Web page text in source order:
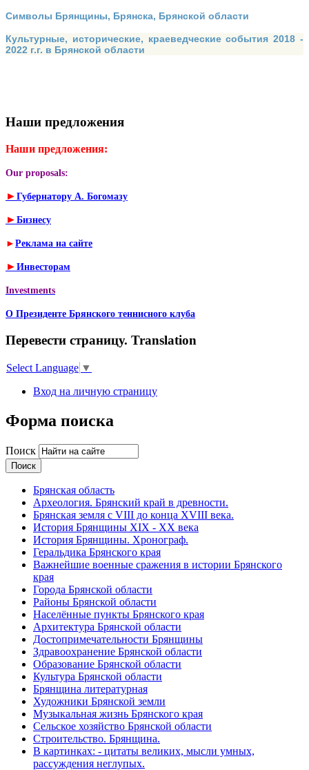
Символы Брянщины, Брянска, Брянской области
Культурные, исторические, краеведческие события 2018 -
2022 г.г. в Брянской области
Наши предложения
Наши предложения:
Our proposals:
► Губернатору А. Богомазу
► Бизнесу
► Реклама на сайте
► Инвесторам
Investments
О Президенте Брянского теннисного клуба
Перевести страницу. Translation
Select Language ▼
Вход на личную страницу
Форма поиска
Поиск
Брянская область
Археология. Брянский край в древности.
Брянская земля с VIII до конца XVIII века.
История Брянщины XIX - XX века
История Брянщины. Хронограф.
Геральдика Брянского края
Важнейшие военные сражения в истории Брянского
края
Города Брянской области
Районы Брянской области
Населённые пункты Брянского края
Архитектура Брянской области
Достопримечательности Брянщины
Здравоохранение Брянской области
Образование Брянской области
Культура Брянской области
Брянщина литературная
Художники Брянской земли
Музыкальная жизнь Брянского края
Сельское хозяйство Брянской области
Строительство. Брянщина.
В картинках: - цитаты великих, мысли умных,
рассуждения неглупых.